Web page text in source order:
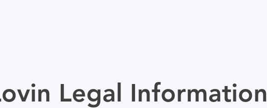
Legal Information